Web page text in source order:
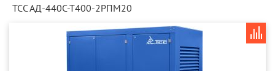
ТСС АД-440С-Т400-2РПМ20